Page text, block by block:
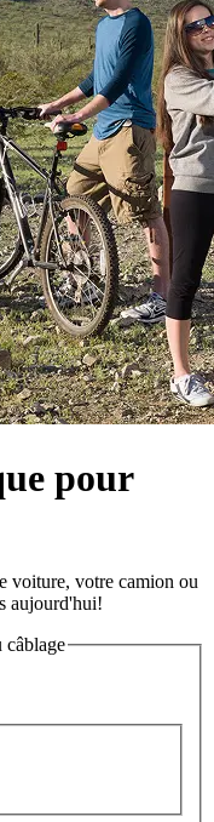
pour
voiture, votre camion ou
aujourd'hui!
câblage